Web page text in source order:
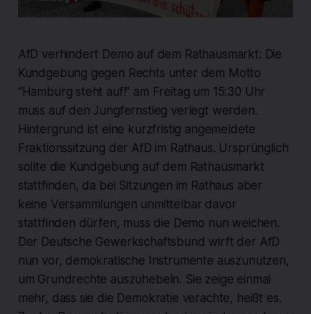
AfD verhindert Demo auf dem Rathausmarkt: Die
Kundgebung gegen Rechts unter dem Motto
“Hamburg steht auf!” am Freitag um 15:30 Uhr
muss auf den Jungfernstieg verlegt werden.
Hintergrund ist eine kurzfristig angemeldete
Fraktionssitzung der AfD im Rathaus. Ursprünglich
sollte die Kundgebung auf dem Rathausmarkt
stattfinden, da bei Sitzungen im Rathaus aber
keine Versammlungen unmittelbar davor
stattfinden dürfen, muss die Demo nun weichen.
Der Deutsche Gewerkschaftsbund wirft der AfD
nun vor, demokratische Instrumente auszunutzen,
um Grundrechte auszuhebeln. Sie zeige einmal
mehr, dass sie die Demokratie verachte, heißt es.